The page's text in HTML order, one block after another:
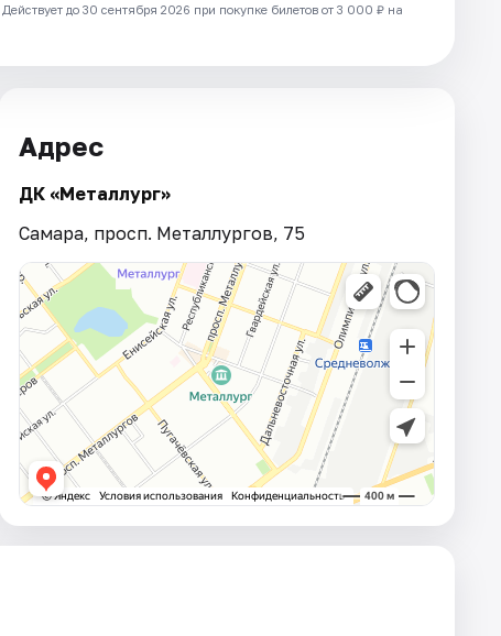
Действует до 30 сентября 2026 при покупке билетов от 3 000 ₽ на
Адрес
ДК «Металлург»
Самара, просп. Металлургов, 75